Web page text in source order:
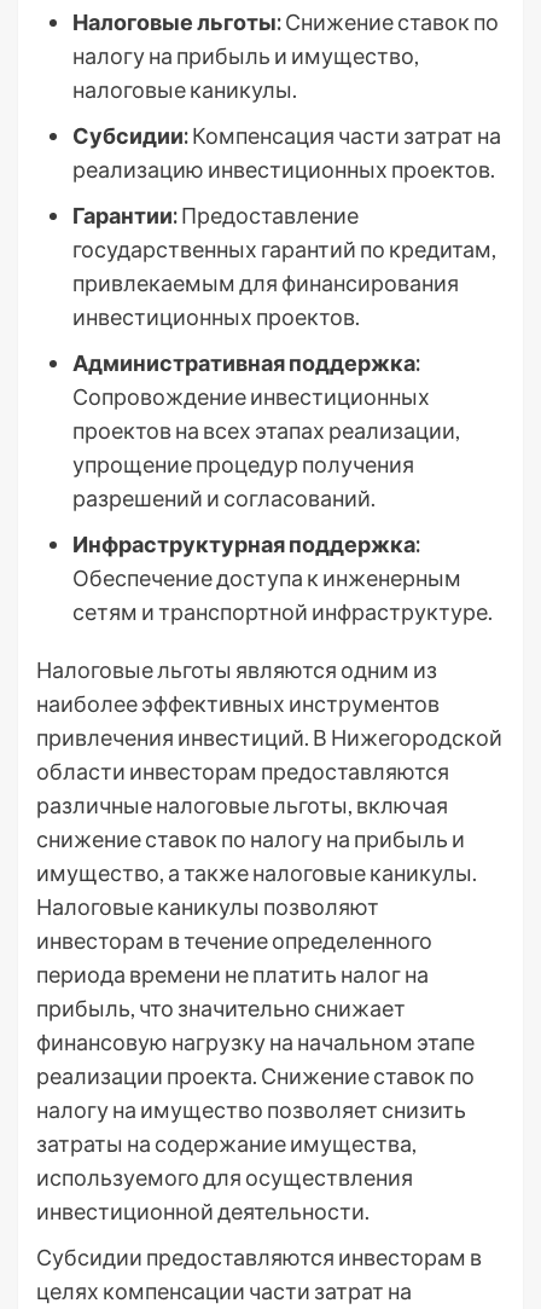
Налоговые льготы:Снижение ставок по
налогу на прибыль и имущество,
налоговые каникулы.
Субсидии:Компенсация части затрат на
реализацию инвестиционных проектов.
Гарантии:Предоставление
государственных гарантий по кредитам,
привлекаемым для финансирования
инвестиционных проектов.
Административная поддержка:
Сопровождение инвестиционных
проектов на всех этапах реализации,
упрощение процедур получения
разрешений и согласований.
Инфраструктурная поддержка:
Обеспечение доступа к инженерным
сетям и транспортной инфраструктуре.
Налоговые льготы являются одним из
наиболее эффективных инструментов
привлечения инвестиций. В Нижегородской
области инвесторам предоставляются
различные налоговые льготы, включая
снижение ставок по налогу на прибыль и
имущество, а также налоговые каникулы.
Налоговые каникулы позволяют
инвесторам в течение определенного
периода времени не платить налог на
прибыль, что значительно снижает
финансовую нагрузку на начальном этапе
реализации проекта. Снижение ставок по
налогу на имущество позволяет снизить
затраты на содержание имущества,
используемого для осуществления
инвестиционной деятельности.
Субсидии предоставляются инвесторам в
целях компенсации части затрат на